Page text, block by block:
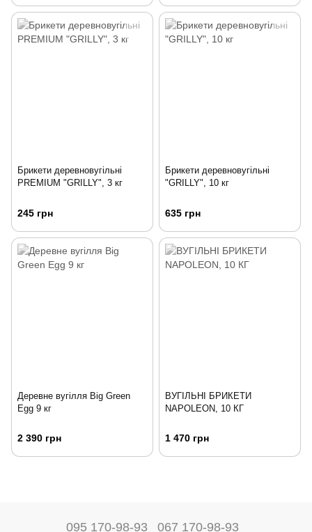
Брикети деревновугільні
PREMIUM "GRILLY", 3 кг
245 грн
Брикети деревновугільні
"GRILLY", 10 кг
635 грн
Деревне вугілля Big Green
Egg 9 кг
2 390 грн
ВУГІЛЬНІ БРИКЕТИ
NAPOLEON, 10 КГ
1 470 грн
095 170-98-93 067 170-98-93